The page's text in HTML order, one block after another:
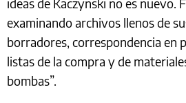
ideas de Kaczynski no es nuevo.
examinando archivos llenos de
borradores, correspondencia en
listas de la compra y de
bombas”.